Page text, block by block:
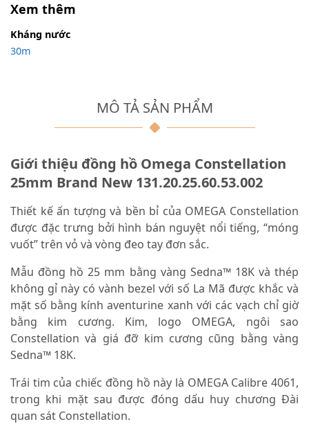
MÔ TẢ SẢN PHẨM
Giới thiệu đồng hồ Omega Constellation
25mm Brand New 131.20.25.60.53.002
Thiết kế ấn tượng và bền bỉ của OMEGA Constellation
được đặc trưng bởi hình bán nguyệt nổi tiếng, “móng
vuốt” trên vỏ và vòng đeo tay đơn sắc.
Mẫu đồng hồ 25 mm bằng vàng Sedna™ 18K và thép
không gỉ này có vành bezel với số La Mã được khắc và
mặt số bằng kính aventurine xanh với các vạch chỉ giờ
bằng kim cương. Kim, logo OMEGA, ngôi sao
Constellation và giá đỡ kim cương cũng bằng vàng
Sedna™ 18K.
Trái tim của chiếc đồng hồ này là OMEGA Calibre 4061,
trong khi mặt sau được đóng dấu huy chương Đài
quan sát Constellation.
Xem thêm
Kháng nước
30m